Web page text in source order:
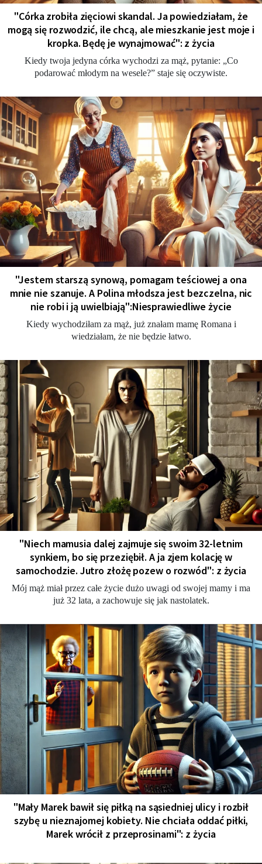
"Córka zrobiła zięciowi skandal. Ja powiedziałam, że
mogą się rozwodzić, ile chcą, ale mieszkanie jest moje i
kropka. Będę je wynajmować": z życia
Kiedy twoja jedyna córka wychodzi za mąż, pytanie: „Co
podarować młodym na wesele?” staje się oczywiste.
"Jestem starszą synową, pomagam teściowej a ona
mnie nie szanuje. A Polina młodsza jest bezczelna, nic
nie robi i ją uwielbiają":Niesprawiedliwe życie
Kiedy wychodziłam za mąż, już znałam mamę Romana i
wiedziałam, że nie będzie łatwo.
"Niech mamusia dalej zajmuje się swoim 32-letnim
synkiem, bo się przeziębił. A ja zjem kolację w
samochodzie. Jutro złożę pozew o rozwód": z życia
Mój mąż miał przez całe życie dużo uwagi od swojej mamy i ma
już 32 lata, a zachowuje się jak nastolatek.
"Mały Marek bawił się piłką na sąsiedniej ulicy i rozbił
szybę u nieznajomej kobiety. Nie chciała oddać piłki,
Marek wrócił z przeprosinami": z życia